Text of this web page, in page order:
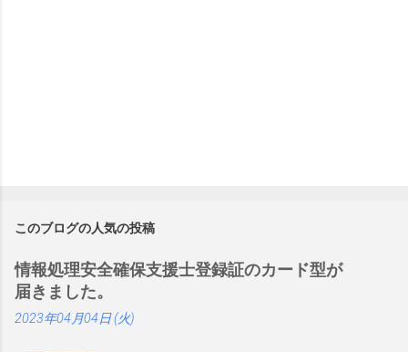
このブログの人気の投稿
情報処理安全確保支援士登録証のカード型が
届きました。
2023年04月04日 (火)